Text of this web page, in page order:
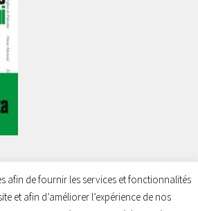
afin de fournir les services et fonctionnalités
et afin d’améliorer l’expérience de nos